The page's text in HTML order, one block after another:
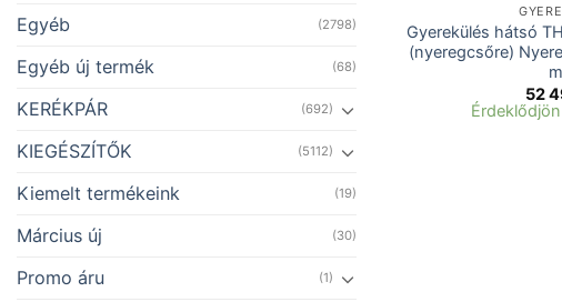
Egyéb (2798)
Egyéb új termék (68)
KERÉKPÁR (692)
KIEGÉSZÍTŐK (5112)
Kiemelt termékeink (19)
Március új (30)
Promo áru (1)
Gyerekülés hátsó
(nyeregcsőre)
52